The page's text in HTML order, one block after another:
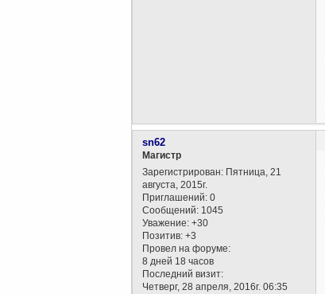
sn62
Магистр
Зарегистрирован: Пятница, 21
августа, 2015г.
Приглашений: 0
Сообщений: 1045
Уважение: +30
Позитив: +3
Провел на форуме:
8 дней 18 часов
Последний визит:
Четверг, 28 апреля, 2016г. 06:35